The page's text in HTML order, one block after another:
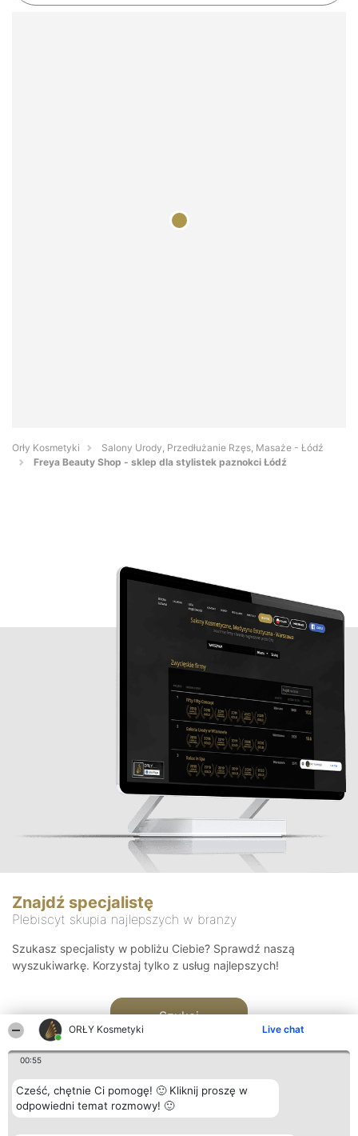
ORŁY Kosmetyki Live chat
00:55
Cześć, chętnie Ci pomogę! 🙂 Kliknij proszę w
odpowiedni temat rozmowy! 🙂
Orły Kosmetyki
Salony Urody, Przedłużanie Rzęs, Masaże - Łódź
Freya Beauty Shop - sklep dla stylistek paznokci Łódź
Znajdź specjalistę
Plebiscyt skupia najlepszych w branży
Szukasz specjalisty w pobliżu Ciebie? Sprawdź naszą
wyszukiwarkę. Korzystaj tylko z usług najlepszych!
Szukaj
Organizator plebiscytu Plebiscyt Blog Kontakt